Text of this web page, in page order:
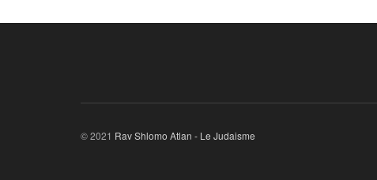
© 2021 Rav Shlomo Atlan - Le Judaisme